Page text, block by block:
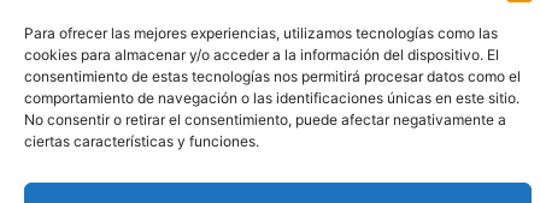
Para ofrecer las mejores experiencias, utilizamos tecnologías como las
cookies para almacenar y/o acceder a la información del dispositivo. El
consentimiento de estas tecnologías nos permitirá procesar datos como el
comportamiento de navegación o las identificaciones únicas en este sitio.
No consentir o retirar el consentimiento, puede afectar negativamente a
ciertas características y funciones.
Aviso Legal Política de Privacidad